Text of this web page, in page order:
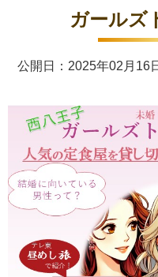
ガールズ
公開日：2025年02月16